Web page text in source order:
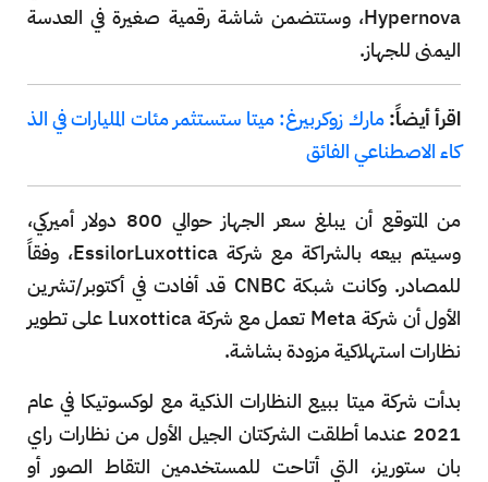
Hypernova، وستتضمن شاشة رقمية صغيرة في العدسة
اليمنى للجهاز.
اقرأ أيضاً:مارك زوكربيرغ: ميتا ستستثمر مئات المليارات في الذ
كاء الاصطناعي الفائق
من المتوقع أن يبلغ سعر الجهاز حوالي 800 دولار أميركي،
وسيتم بيعه بالشراكة مع شركة EssilorLuxottica، وفقاً
للمصادر. وكانت شبكة CNBC قد أفادت في أكتوبر/تشرين
الأول أن شركة Meta تعمل مع شركة Luxottica على تطوير
نظارات استهلاكية مزودة بشاشة.
بدأت شركة ميتا ببيع النظارات الذكية مع لوكسوتيكا في عام
2021 عندما أطلقت الشركتان الجيل الأول من نظارات راي
بان ستوريز، التي أتاحت للمستخدمين التقاط الصور أو